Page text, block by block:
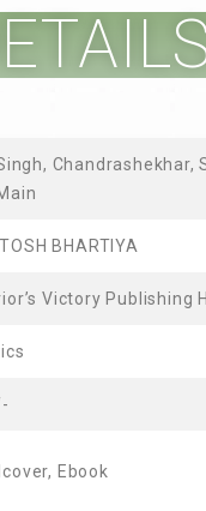
Chandrashekhar,
BHARTIYA
Victory Publishing
Ebook